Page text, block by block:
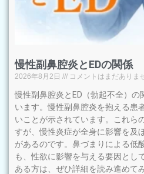
慢性副鼻腔炎とEDの関係
2026年8月2日 コメントはまだありま
慢性副鼻腔炎とED（勃起不全）
います。慢性副鼻腔炎を抱える患
いことが示されています。これら
すが、慢性炎症が全身に影響を及
があるのです。鼻づまりによる低
も、性欲に影響を与える要因とし
ある方は、ぜひ詳細を読み進めて